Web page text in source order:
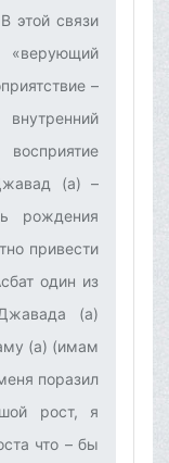
этой связи
–
(а) –
рождения
привести
один из
(а)
(а) (имам
поразил
рост, я
что – бы